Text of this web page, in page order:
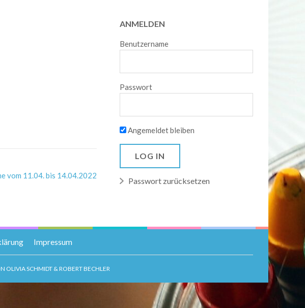
vom 11.04. bis 14.04.2022
ANMELDEN
Benutzername
Passwort
Angemeldet bleiben
Passwort zurücksetzen
Impressum
OLIVIA SCHMIDT & ROBERT BECHLER